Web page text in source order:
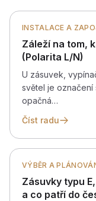
INSTALACE A
Záleží na tom,
(Polarita L/N)
U zásuvek,
světel je
opačná…
Číst radu
VÝBĚR A
Zásuvky typu
a co patří do